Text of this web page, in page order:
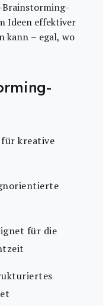
Brainstorming-
Ideen effektiver
kann – egal, wo
für kreative
für die